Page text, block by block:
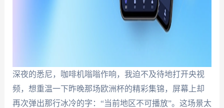
深夜的悉尼，咖啡机嗡嗡作响，我迫不及待地打开央视
频，想重温一下昨晚那场欧洲杯的精彩集锦，屏幕上却
再次弹出那行冰冷的字：“当前地区不可播放”。这场景太